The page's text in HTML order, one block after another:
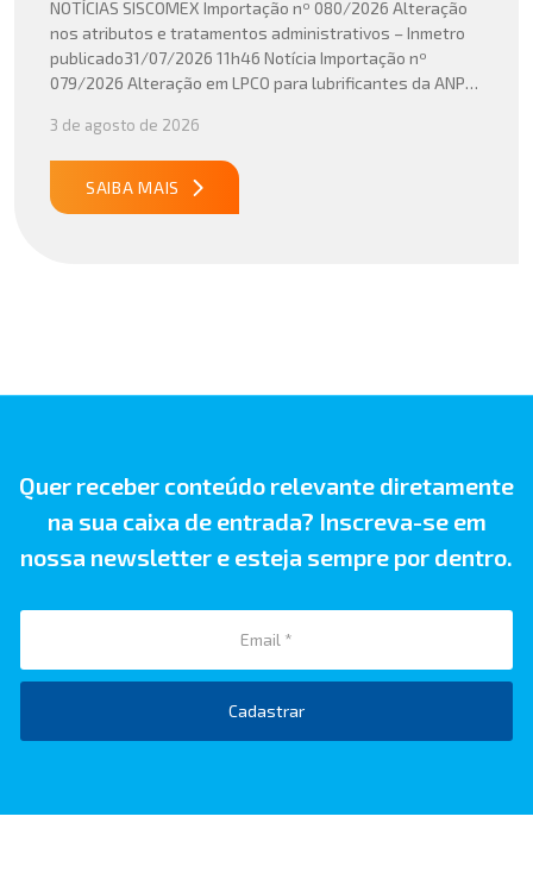
NOTÍCIAS SISCOMEX Importação nº 080/2026 Alteração
nos atributos e tratamentos administrativos – Inmetro
publicado31/07/2026 11h46 Notícia Importação nº
079/2026 Alteração em LPCO para lubrificantes da ANP
078/2026 Atualização do cálculo do Imposto de
Importação no Acordo Mercosul – União Europeia
publicado29/07/2026 18h47 Notícia PUBLICADO DOU
31/07/26 ATO CONJUNTO RFB/CGIBS Nº […]
3 de agosto de 2026
SAIBA MAIS
Quer receber conteúdo relevante diretamente
na sua caixa de entrada? Inscreva-se em
nossa newsletter e esteja sempre por dentro.
Cadastrar